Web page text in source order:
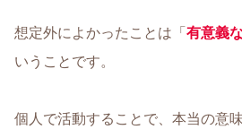
想定外によかったことは「 有意義
いうことです。
個人で活動することで、本当の意